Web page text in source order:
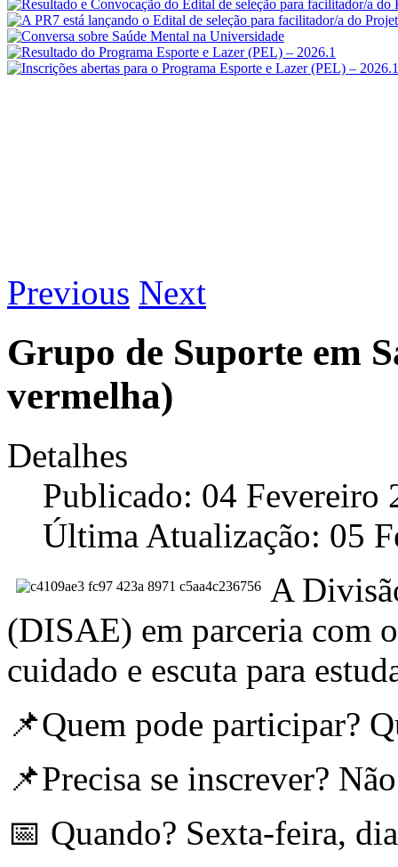
Previous Next
Grupo de Suporte em
vermelha)
Detalhes
Publicado: 04 Fevereiro
Última Atualização: 05
A
(DISAE) em parceria com
cuidado e escuta para
📌Quem pode participar?
📌Precisa se inscrever?
📅 Quando? Sexta-feira,